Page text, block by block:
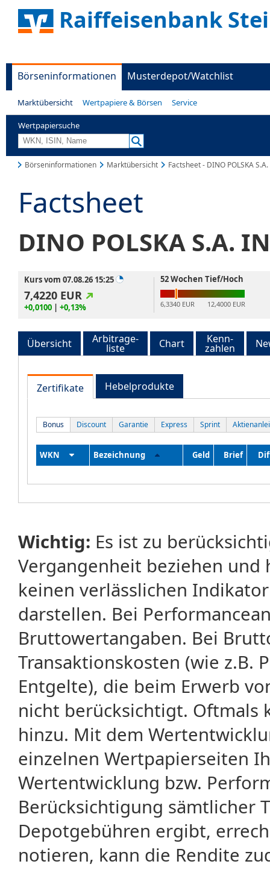
Raiffeisenbank
Börseninformationen Musterdepot/Watchlist
Marktübersicht Wertpapiere & Börsen Service
Wertpapiersuche
Börseninformationen Marktübersicht Factsheet - DINO POLSKA
Factsheet
DINO POLSKA S.A.
Kurs vom 07.08.26 15:25
7,4220 EUR
+0,0100 | +0,13%
52 Wochen Tief/Hoch
6,3340 EUR 12,4000 EUR
Übersicht Arbitrage-
liste Chart Kenn-
zahlen
Zertifikate Hebelprodukte
Bonus Discount Garantie Express Sprint
WKN Bezeichnung Geld Brief
Wichtig: Es ist zu
Vergangenheit beziehen
keinen verlässlichen
darstellen. Bei
Bruttowertangaben. Bei
Transaktionskosten (wie z.B.
Entgelte), die beim Erwerb
nicht berücksichtigt. Oftmals
hinzu. Mit dem
einzelnen Wertpapierseiten
Wertentwicklung bzw.
Berücksichtigung sämtlicher
Depotgebühren ergibt,
notieren, kann die Rendite